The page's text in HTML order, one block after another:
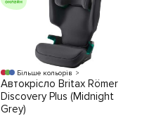
Більше кольорів
Автокрісло Britax Römer
Discovery Plus (Midnight
Grey)